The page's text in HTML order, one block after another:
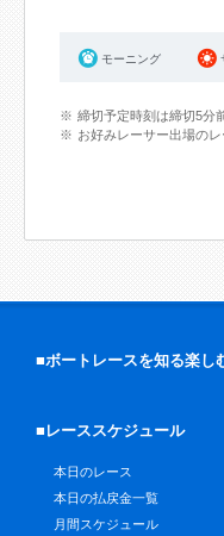
モーニング
締切予定時刻は締切5分
お好みレーサー出場の
■ボートレースを知る楽し
■レーススケジュール
本日のレース
本日の払戻金一覧
月間スケジュール